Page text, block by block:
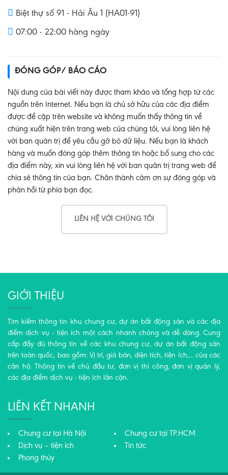
Biệt thự số 91 - Hải Âu 1 (HA01-91)
07:00 - 22:00 hàng ngày
ĐÓNG GÓP/ BÁO CÁO
Nội dung của bài viết này được tham khảo và tổng hợp từ các
nguồn trên Internet. Nếu bạn là chủ sở hữu của các địa điểm
được đề cập trên website và không muốn thấy thông tin về
chúng xuất hiện trên trang web của chúng tôi, vui lòng liên hệ
với ban quản trị để yêu cầu gỡ bỏ dữ liệu. Nếu bạn là khách
hàng và muốn đóng góp thêm thông tin hoặc bổ sung cho các
địa điểm này, xin vui lòng liên hệ với ban quản trị trang web để
chia sẻ thông tin của bạn. Chân thành cảm ơn sự đóng góp và
phản hồi từ phía bạn đọc.
LIÊN HỆ VỚI CHÚNG TÔI
GIỚI THIỆU
Tìm kiếm thông tin khu chung cư, dự án bất động sản và các địa
điểm dịch vụ - tiện ích một cách nhanh chóng và dễ dàng. Cung
cấp đầy đủ thông tin về các khu chung cư, dự án bất động sản
trên toàn quốc, bao gồm: Vị trí, giá bán, diện tích, tiện ích,... của các
căn hộ. Thông tin về chủ đầu tư, đơn vị thi công, đơn vị quản lý,
các địa điểm dịch vụ - tiện ích lân cận.
LIÊN KẾT NHANH
Chung cư tại Hà Nội
Chung cư tại TP.HCM
Dịch vụ – tiện ích
Tin tức
Phong thủy